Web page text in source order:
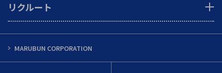
リクルート
MARUBUN CORPORATION